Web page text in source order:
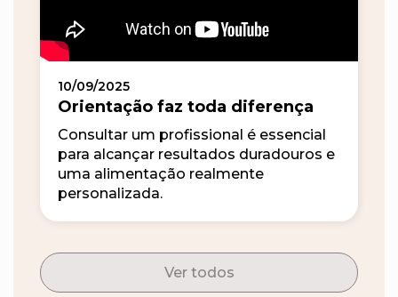
10/09/2025
Orientação faz toda diferença
Consultar um profissional é essencial
para alcançar resultados duradouros e
uma alimentação realmente
personalizada.